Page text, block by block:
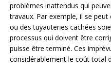
problèmes inattendus qui
travaux. Par exemple, il se
ou des tuyauteries cachées
processus qui doivent être
puisse être terminé. Ces
considérablement le coût total